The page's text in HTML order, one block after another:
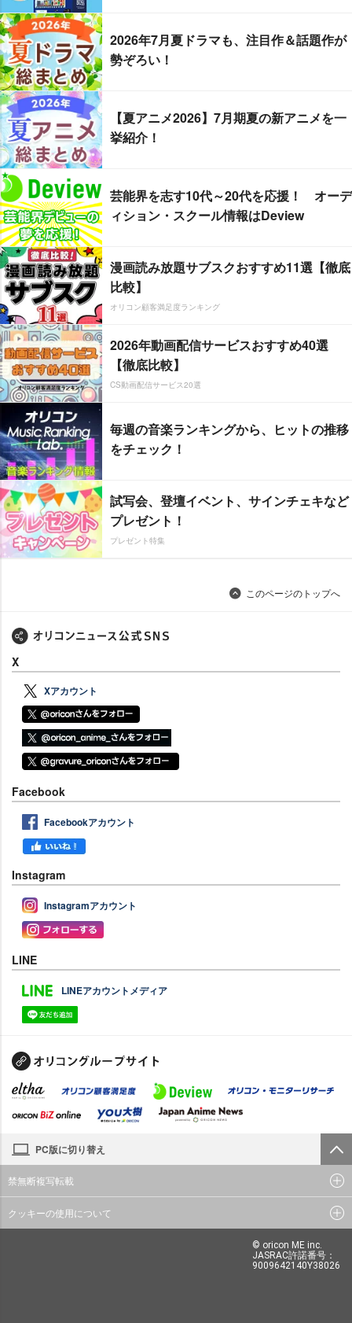
2026年7月夏ドラマも、注目作＆話題作が
勢ぞろい！
【夏アニメ2026】7月期夏の新アニメを一
挙紹介！
芸能界を志す10代～20代を応援！ オーデ
ィション・スクール情報はDeview
漫画読み放題サブスクおすすめ11選【徹底
比較】
オリコン顧客満足度ランキング
2026年動画配信サービスおすすめ40選
【徹底比較】
CS動画配信サービス20選
毎週の音楽ランキングから、ヒットの推移
をチェック！
試写会、登壇イベント、サインチェキなど
プレゼント！
プレゼント特集
このページのトップへ
X
Xアカウント
Facebook
Facebookアカウント
Instagram
Instagramアカウント
LINE
LINEアカウントメディア
PC版に切り替え
禁無断複写転載
クッキーの使用について
© oricon ME inc.
JASRAC許諾番号：
9009642140Y38026